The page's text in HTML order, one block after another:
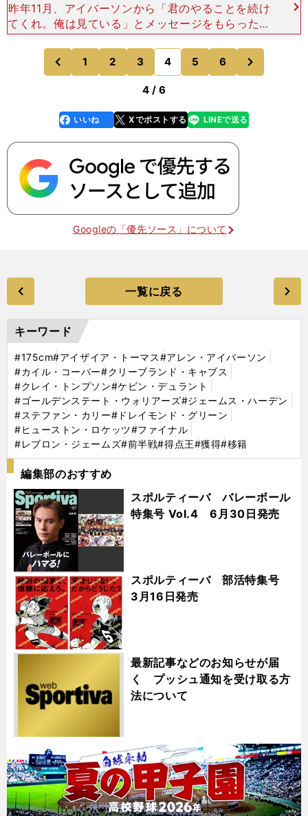
昨年11月、アイバーソンから「君のやることを続け
てくれ。俺は見ている」とメッセージをもらったト
ーマスは、こう返信した。「ありがとう。あなたみ
たいになろうとチャレンジしているところだ」。も
しもトーマスが
前
のページへ
1 2 3 4 5 6
のページへ
4 / 6
faceboo
k
いいね Xでポストする
line LINEで送る
Googleの「優先ソース」について
一覧に戻る
キーワード
#175cm#アイザイア・トーマス#アレン・アイバーソン
#カイル・コーバー#クリーブランド・キャブス
#クレイ・トンプソン#ケビン・デュラント
#ゴールデンステート・ウォリアーズ#ジェームス・ハーデン
#ステファン・カリー#ドレイモンド・グリーン
#ヒューストン・ロケッツ#ファイナル
#レブロン・ジェームズ#前半戦#得点王#獲得#移籍
編集部のおすすめ
スポルティーバ バレーボール
特集号 Vol.4 6月30日発売
スポルティーバ 部活特集号
3月16日発売
最新記事などのお知らせが届
く プッシュ通知を受け取る方
法について